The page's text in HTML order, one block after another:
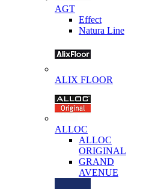
AGT
Effect
Natura Line
ALIX FLOOR
ALLOC
ALLOC
ORIGINAL
GRAND
AVENUE